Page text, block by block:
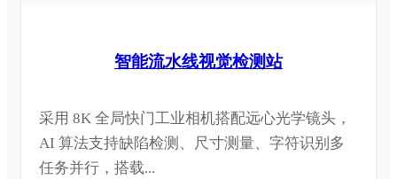
智能流水线视觉检测站
采用 8K 全局快门工业相机搭配远心光学镜头，
AI 算法支持缺陷检测、尺寸测量、字符识别多
任务并行，搭载...